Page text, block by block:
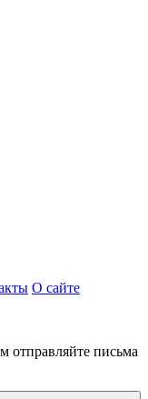
О сайте
отправляйте письма